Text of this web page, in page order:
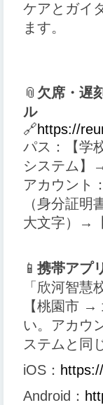
ケアとガイ
ます。
📎 欠席・遅
ル
🔗https://
パス：【学
システム】
アカウント
（身分証明
大文字）→
📱 携帯アプ
「欣河智慧
【桃園市 →
い。アカウ
ステムと同
iOS：
Android：